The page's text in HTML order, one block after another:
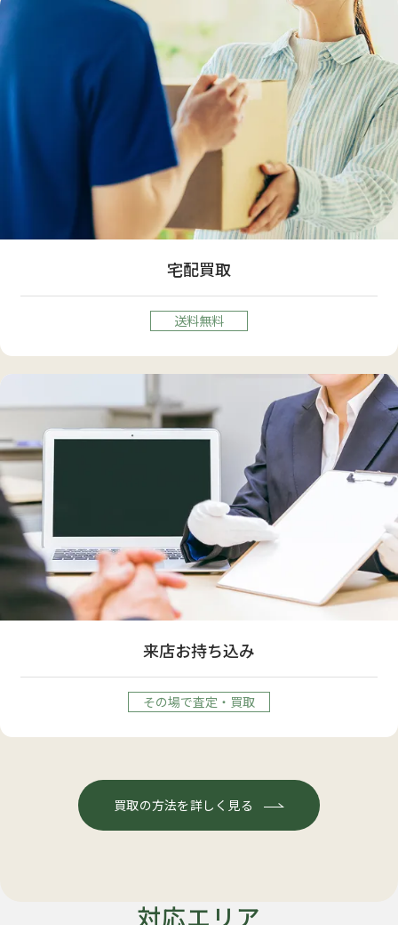
宅配買取
送料無料
来店お持ち込み
その場で査定・買取
買取の方法を詳しく見る
対応エリア